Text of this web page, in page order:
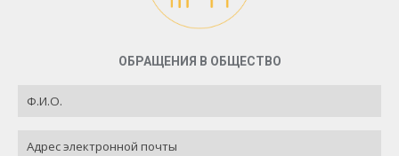
ОБРАЩЕНИЯ В ОБЩЕСТВО